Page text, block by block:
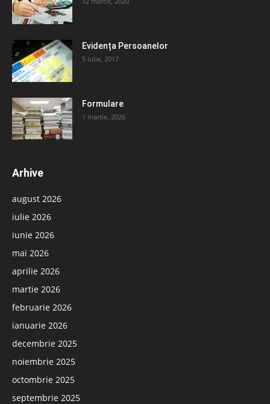
Evidența Persoanelor
5 iulie, 2017
Formulare
1 martie, 2026
Arhive
august 2026
iulie 2026
iunie 2026
mai 2026
aprilie 2026
martie 2026
februarie 2026
ianuarie 2026
decembrie 2025
noiembrie 2025
octombrie 2025
septembrie 2025